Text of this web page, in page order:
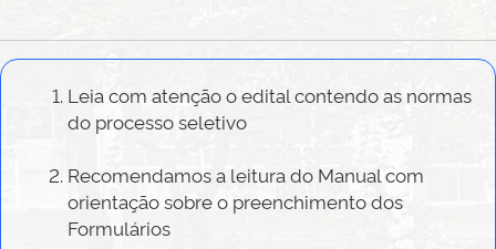
Leia com atenção o edital contendo as normas
do processo seletivo
Recomendamos a leitura do Manual com
orientação sobre o preenchimento dos
Formulários